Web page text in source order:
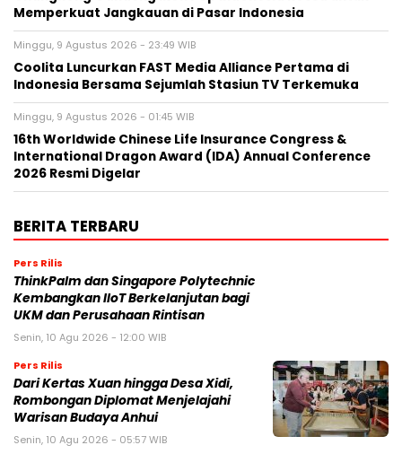
Memperkuat Jangkauan di Pasar Indonesia
Minggu, 9 Agustus 2026 - 23:49 WIB
Coolita Luncurkan FAST Media Alliance Pertama di
Indonesia Bersama Sejumlah Stasiun TV Terkemuka
Minggu, 9 Agustus 2026 - 01:45 WIB
16th Worldwide Chinese Life Insurance Congress &
International Dragon Award (IDA) Annual Conference
2026 Resmi Digelar
BERITA TERBARU
Pers Rilis
ThinkPalm dan Singapore Polytechnic
Kembangkan IIoT Berkelanjutan bagi
UKM dan Perusahaan Rintisan
Senin, 10 Agu 2026 - 12:00 WIB
Pers Rilis
Dari Kertas Xuan hingga Desa Xidi,
Rombongan Diplomat Menjelajahi
Warisan Budaya Anhui
Senin, 10 Agu 2026 - 05:57 WIB